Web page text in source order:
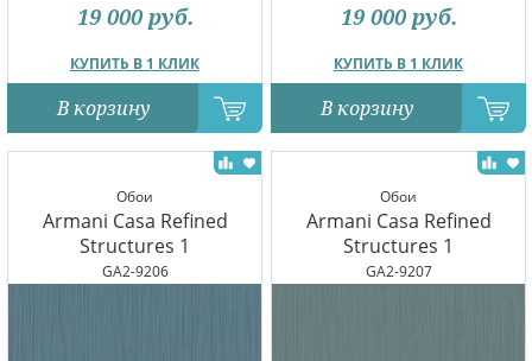
КУПИТЬ В 1 КЛИК
19 000 руб.
В корзину
КУПИТЬ В 1 КЛИК
19 000 руб.
В корзину
Обои
Armani Casa Refined
Structures 1
GA2-9206
Обои
Armani Casa Refined
Structures 1
GA2-9207